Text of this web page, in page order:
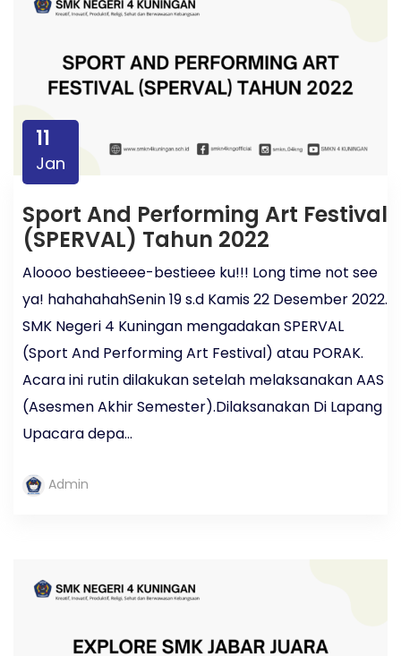
11
Jan
Sport And Performing Art Festival
(SPERVAL) Tahun 2022
Aloooo bestieeee-bestieee ku!!! Long time not see
ya! hahahahahSenin 19 s.d Kamis 22 Desember 2022.
SMK Negeri 4 Kuningan mengadakan SPERVAL
(Sport And Performing Art Festival) atau PORAK.
Acara ini rutin dilakukan setelah melaksanakan AAS
(Asesmen Akhir Semester).Dilaksanakan Di Lapang
Upacara depa...
Admin